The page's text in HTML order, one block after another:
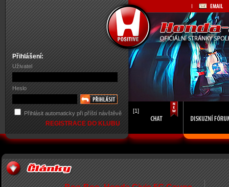
Přihlášení:
Uživatel
Heslo
Přihlásit automaticky při příští návštěvě
REGISTRACE DO KLUBU
[1]